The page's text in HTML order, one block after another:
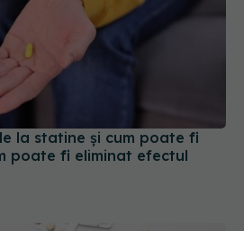
la statine și cum poate fi
poate fi eliminat efectul